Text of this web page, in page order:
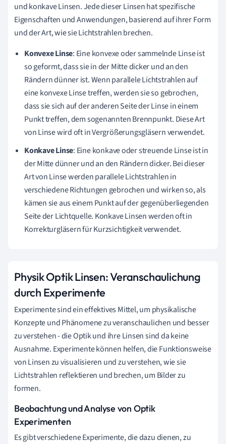
und konkave Linsen. Jede dieser Linsen hat spezifische
Eigenschaften und Anwendungen, basierend auf ihrer Form
und der Art, wie sie Lichtstrahlen brechen.
Konvexe Linse: Eine konvexe oder sammelnde Linse ist
so geformt, dass sie in der Mitte dicker und an den
Rändern dünner ist. Wenn parallele Lichtstrahlen auf
eine konvexe Linse treffen, werden sie so gebrochen,
dass sie sich auf der anderen Seite der Linse in einem
Punkt treffen, dem sogenannten Brennpunkt. Diese Art
von Linse wird oft in Vergrößerungsgläsern verwendet.
Konkave Linse: Eine konkave oder streuende Linse ist in
der Mitte dünner und an den Rändern dicker. Bei dieser
Art von Linse werden parallele Lichtstrahlen in
verschiedene Richtungen gebrochen und wirken so, als
kämen sie aus einem Punkt auf der gegenüberliegenden
Seite der Lichtquelle. Konkave Linsen werden oft in
Korrekturgläsern für Kurzsichtigkeit verwendet.
Physik Optik Linsen: Veranschaulichung
durch Experimente
Experimente sind ein effektives Mittel, um physikalische
Konzepte und Phänomene zu veranschaulichen und besser
zu verstehen - die Optik und ihre Linsen sind da keine
Ausnahme. Experimente können helfen, die Funktionsweise
von Linsen zu visualisieren und zu verstehen, wie sie
Lichtstrahlen reflektieren und brechen, um Bilder zu
formen.
Beobachtung und Analyse von Optik
Experimenten
Es gibt verschiedene Experimente, die dazu dienen, zu